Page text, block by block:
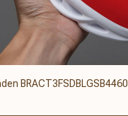
BRACT3FSDBLGSB4460